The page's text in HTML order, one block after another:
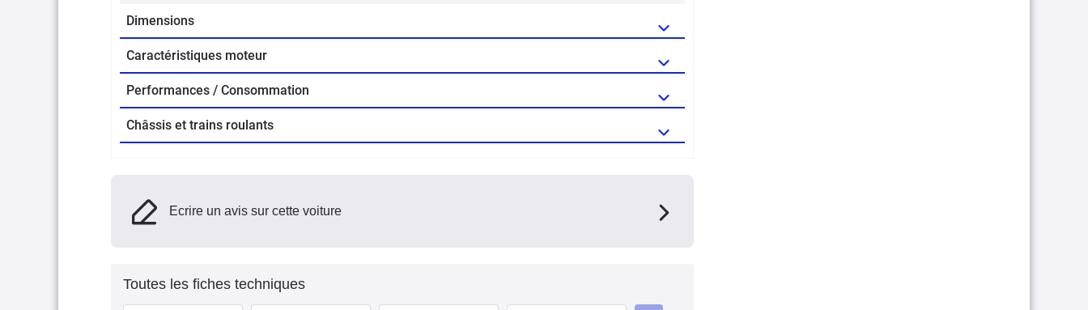
Dimensions
Caractéristiques moteur
Performances / Consommation
Châssis et trains roulants
Ecrire un avis sur cette voiture
Toutes les fiches techniques